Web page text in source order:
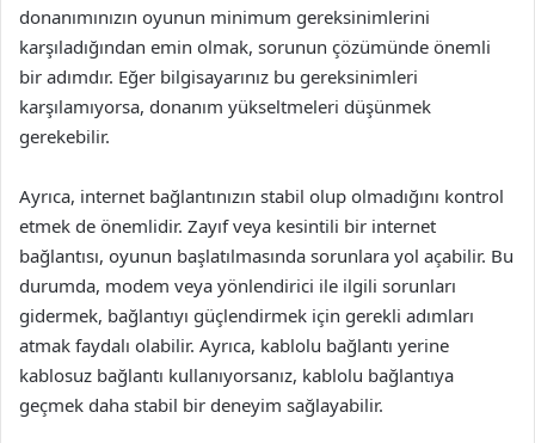
donanımınızın oyunun minimum gereksinimlerini
karşıladığından emin olmak, sorunun çözümünde önemli
bir adımdır. Eğer bilgisayarınız bu gereksinimleri
karşılamıyorsa, donanım yükseltmeleri düşünmek
gerekebilir.
Ayrıca, internet bağlantınızın stabil olup olmadığını kontrol
etmek de önemlidir. Zayıf veya kesintili bir internet
bağlantısı, oyunun başlatılmasında sorunlara yol açabilir. Bu
durumda, modem veya yönlendirici ile ilgili sorunları
gidermek, bağlantıyı güçlendirmek için gerekli adımları
atmak faydalı olabilir. Ayrıca, kablolu bağlantı yerine
kablosuz bağlantı kullanıyorsanız, kablolu bağlantıya
geçmek daha stabil bir deneyim sağlayabilir.